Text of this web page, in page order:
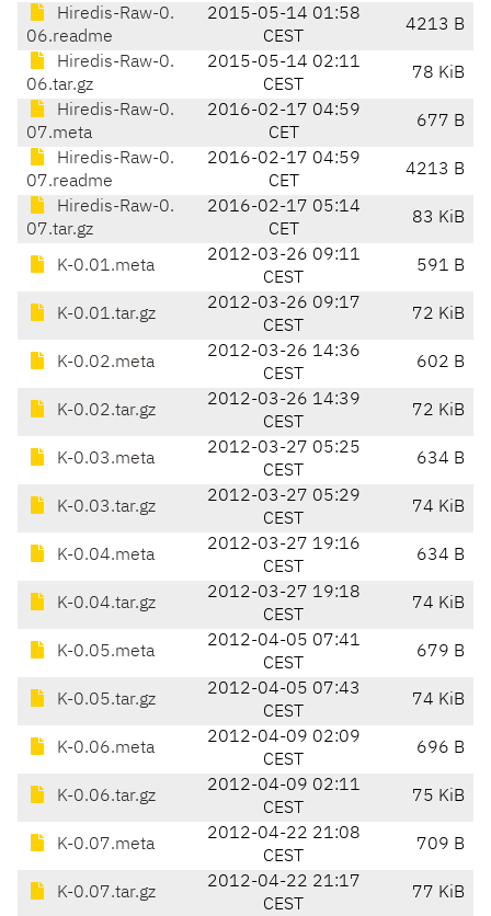
Hiredis-Raw-0.
06.readme
2015-05-14 01:58
CEST
4213 B
Hiredis-Raw-0.
06.tar.gz
2015-05-14 02:11
CEST
78 KiB
Hiredis-Raw-0.
07.meta
2016-02-17 04:59
CET
677 B
Hiredis-Raw-0.
07.readme
2016-02-17 04:59
CET
4213 B
Hiredis-Raw-0.
07.tar.gz
2016-02-17 05:14
CET
83 KiB
K-0.01.meta
2012-03-26 09:11
CEST
591 B
K-0.01.tar.gz
2012-03-26 09:17
CEST
72 KiB
K-0.02.meta
2012-03-26 14:36
CEST
602 B
K-0.02.tar.gz
2012-03-26 14:39
CEST
72 KiB
K-0.03.meta
2012-03-27 05:25
CEST
634 B
K-0.03.tar.gz
2012-03-27 05:29
CEST
74 KiB
K-0.04.meta
2012-03-27 19:16
CEST
634 B
K-0.04.tar.gz
2012-03-27 19:18
CEST
74 KiB
K-0.05.meta
2012-04-05 07:41
CEST
679 B
K-0.05.tar.gz
2012-04-05 07:43
CEST
74 KiB
K-0.06.meta
2012-04-09 02:09
CEST
696 B
K-0.06.tar.gz
2012-04-09 02:11
CEST
75 KiB
K-0.07.meta
2012-04-22 21:08
CEST
709 B
K-0.07.tar.gz
2012-04-22 21:17
CEST
77 KiB